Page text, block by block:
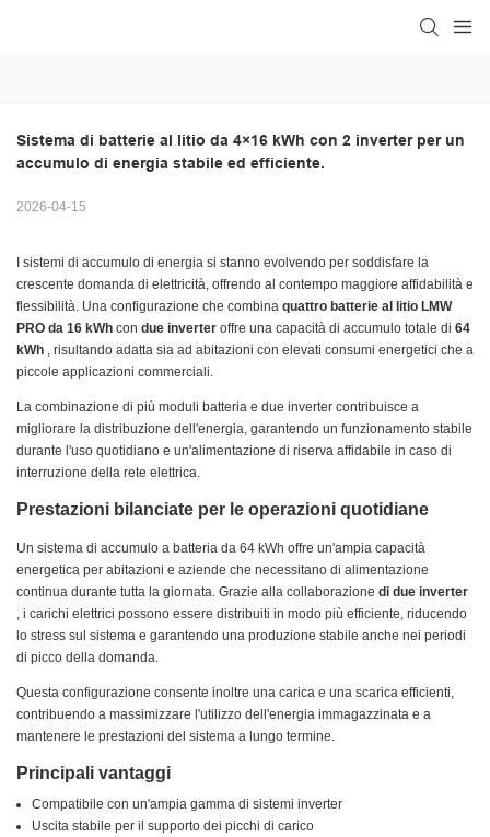
Sistema di batterie al litio da 4×16 kWh con 2 inverter per un
accumulo di energia stabile ed efficiente.
2026-04-15
I sistemi di accumulo di energia si stanno evolvendo per soddisfare la
crescente domanda di elettricità, offrendo al contempo maggiore affidabilità e
flessibilità. Una configurazione che combina quattro batterie al litio LMW
PRO da 16 kWh con due inverter offre una capacità di accumulo totale di 64
kWh , risultando adatta sia ad abitazioni con elevati consumi energetici che a
piccole applicazioni commerciali.
La combinazione di più moduli batteria e due inverter contribuisce a
migliorare la distribuzione dell'energia, garantendo un funzionamento stabile
durante l'uso quotidiano e un'alimentazione di riserva affidabile in caso di
interruzione della rete elettrica.
Prestazioni bilanciate per le operazioni quotidiane
Un sistema di accumulo a batteria da 64 kWh offre un'ampia capacità
energetica per abitazioni e aziende che necessitano di alimentazione
continua durante tutta la giornata. Grazie alla collaborazione di due inverter
, i carichi elettrici possono essere distribuiti in modo più efficiente, riducendo
lo stress sul sistema e garantendo una produzione stabile anche nei periodi
di picco della domanda.
Questa configurazione consente inoltre una carica e una scarica efficienti,
contribuendo a massimizzare l'utilizzo dell'energia immagazzinata e a
mantenere le prestazioni del sistema a lungo termine.
Principali vantaggi
Compatibile con un'ampia gamma di sistemi inverter
Uscita stabile per il supporto dei picchi di carico